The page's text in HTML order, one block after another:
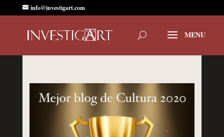
info@investigart.com